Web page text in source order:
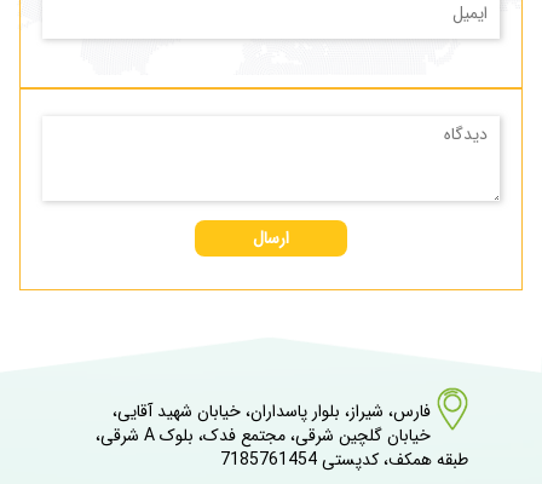
ارسال
فارس، شیراز، بلوار پاسداران، خیابان شهید آقایی،
خیابان گلچین شرقی، مجتمع فدک، بلوک A شرقی،
طبقه همکف، کدپستی 7185761454